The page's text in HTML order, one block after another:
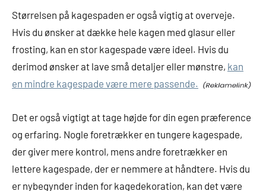
Størrelsen på kagespaden er også vigtig at overveje.
Hvis du ønsker at dække hele kagen med glasur eller
frosting, kan en stor kagespade være ideel. Hvis du
derimod ønsker at lave små detaljer eller mønstre, kan
en mindre kagespade være mere passende.
Det er også vigtigt at tage højde for din egen præference
og erfaring. Nogle foretrækker en tungere kagespade,
der giver mere kontrol, mens andre foretrækker en
lettere kagespade, der er nemmere at håndtere. Hvis du
er nybegynder inden for kagedekoration, kan det være